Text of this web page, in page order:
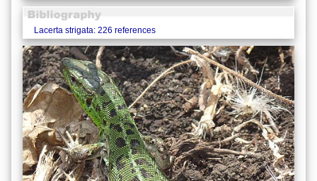
Lacerta strigata: 226 references